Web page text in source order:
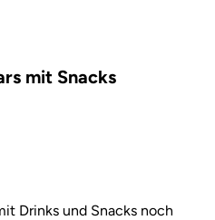
mit Snacks
Drinks und Snacks noch